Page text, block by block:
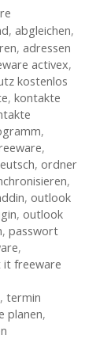
, abgleichen,
, adressen
activex,
kostenlos
, kontakte
,
,
, ordner
,
, outlook
, outlook
, passwort
,
it freeware
, termin
planen,